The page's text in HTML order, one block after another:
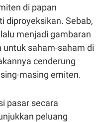
di papan
diproyeksikan. Sebab,
menjadi gambaran
untuk saham-saham di
cenderung
masing emiten.
pasar secara
peluang